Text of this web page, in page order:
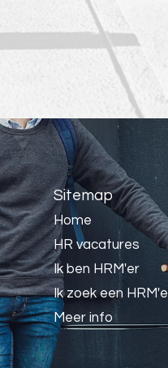
Sitemap
Home
HR vacatures
Ik ben HRM'er
Ik zoek een
Meer info